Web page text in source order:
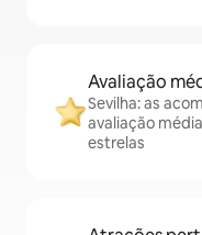
Avaliação
Sevilha: as
avaliação
estrelas